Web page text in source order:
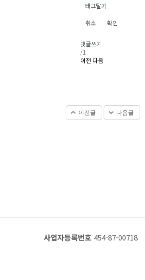
태그달기
취소 확인
댓글쓰기
/1
이전 다음
이전글 다음글
사업자등록번호 454-87-00718